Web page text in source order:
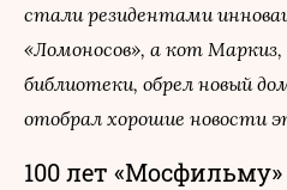
стали резидентами
«Ломоносов», а кот Маркиз,
библиотеки, обрел новый
отобрал хорошие новости
100 лет «Мосфильму»